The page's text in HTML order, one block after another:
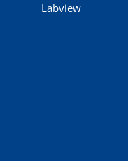
Labview